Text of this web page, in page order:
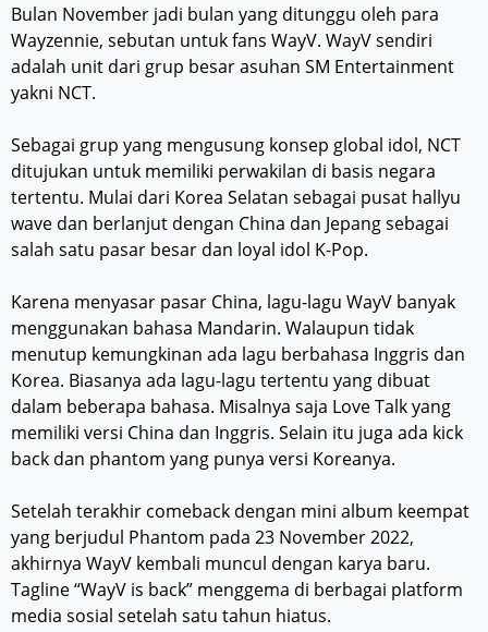
Bulan November jadi bulan yang ditunggu oleh para
Wayzennie, sebutan untuk fans WayV. WayV sendiri
adalah unit dari grup besar asuhan SM Entertainment
yakni NCT.
Sebagai grup yang mengusung konsep global idol, NCT
ditujukan untuk memiliki perwakilan di basis negara
tertentu. Mulai dari Korea Selatan sebagai pusat hallyu
wave dan berlanjut dengan China dan Jepang sebagai
salah satu pasar besar dan loyal idol K-Pop.
Karena menyasar pasar China, lagu-lagu WayV banyak
menggunakan bahasa Mandarin. Walaupun tidak
menutup kemungkinan ada lagu berbahasa Inggris dan
Korea. Biasanya ada lagu-lagu tertentu yang dibuat
dalam beberapa bahasa. Misalnya saja Love Talk yang
memiliki versi China dan Inggris. Selain itu juga ada kick
back dan phantom yang punya versi Koreanya.
Setelah terakhir comeback dengan mini album keempat
yang berjudul Phantom pada 23 November 2022,
akhirnya WayV kembali muncul dengan karya baru.
Tagline “WayV is back” menggema di berbagai platform
media sosial setelah satu tahun hiatus.